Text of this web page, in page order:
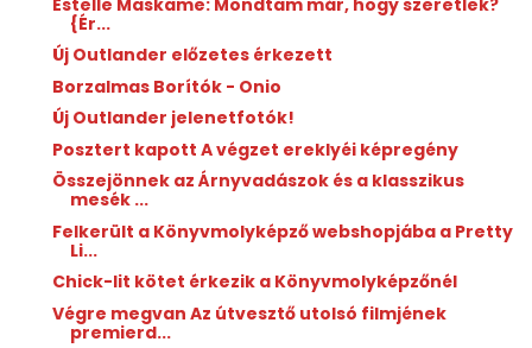
{Ér...
Új Outlander előzetes érkezett
Borzalmas Borítók - Onio
Új Outlander jelenetfotók!
Posztert kapott A végzet ereklyéi képregény
Összejönnek az Árnyvadászok és a klasszikus
mesék ...
Felkerült a Könyvmolyképző webshopjába a Pretty
Li...
Chick-lit kötet érkezik a Könyvmolyképzőnél
Végre megvan Az útvesztő utolsó filmjének
premierd...